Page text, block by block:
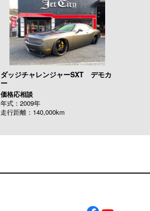
ダッジチャレンジャーSXT デモカ
ー
価格応相談
年式：2009年
走行距離：140,000km